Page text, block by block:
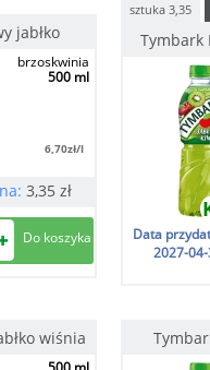
jabłko
brzoskwinia
500 ml
6,70zł/l
3,35 zł
sztuka 3,35
Tymbark
Data
2027-
wiśnia